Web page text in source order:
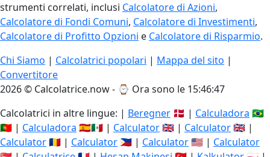
strumenti correlati, inclusi Calcolatore di Azioni,
Calcolatore di Fondi Comuni, Calcolatore di Investimenti,
Calcolatore di Profitto Opzioni e Calcolatore di Risparmio.
Chi Siamo | Calcolatrici popolari | Mappa del sito |
Convertitore
2026 © Calcolatrice.now - ⌚ Ora sono le 15:46:48
Calcolatrici in altre lingue: | Beregner 🇩🇰 | Calculadora 🇧🇷
🇵🇹 | Calculadora 🇪🇸🇲🇽 | Calculator🇬🇧 | Calculator🇬🇧 |
Calculator🇷🇴 | Calculator 🇵🇭 | Calculator🇺🇸 | Calculator